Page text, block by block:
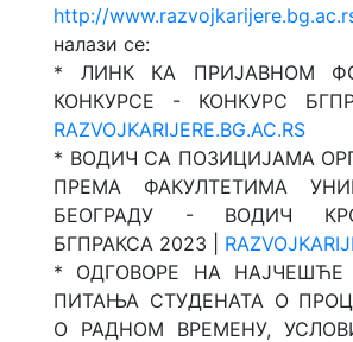
http://
налази се:
* ЛИНК КА ПРИЈАВНОМ
КОНКУРСЕ - КОНКУРС
RAZVOJKARIJERE.BG.AC.RS
* ВОДИЧ СА ПОЗИЦИЈАМА
ПРЕМА ФАКУЛТЕТИМА
БЕОГРАДУ - ВОДИЧ
БГПРАКСА 2023 |
* ОДГОВОРЕ НА НАЈЧЕШЋЕ
ПИТАЊА СТУДЕНАТА О
О РАДНОМ ВРЕМЕНУ,